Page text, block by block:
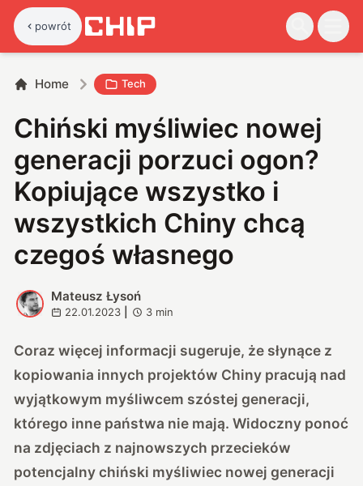
powrót
Home Tech
Chiński myśliwiec nowej
generacji porzuci ogon?
Kopiujące wszystko i
wszystkich Chiny chcą
czegoś własnego
M
Mateusz Łysoń
22.01.2023 3 min
Coraz więcej informacji sugeruje, że słynące z
kopiowania innych projektów Chiny pracują nad
wyjątkowym myśliwcem szóstej generacji,
którego inne państwa nie mają. Widoczny ponoć
na zdjęciach z najnowszych przecieków
potencjalny chiński myśliwiec nowej generacji